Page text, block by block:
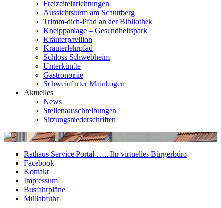
Freizeiteinrichtungen
Aussichtsturm am Schuttberg
Trimm-dich-Pfad an der Bibliothek
Kneippanlage – Gesundheitspark
Kräuterpavillon
Kräuterlehrpfad
Schloss Schwebheim
Unterkünfte
Gastronomie
Schweinfurter Mainbogen
Aktuelles
News
Stellenausschreibungen
Sitzungsniederschriften
Rathaus Service Portal ….. Ihr virtuelles Bürgerbüro
Facebook
Kontakt
Impressum
Busfahrpläne
Müllabfuhr